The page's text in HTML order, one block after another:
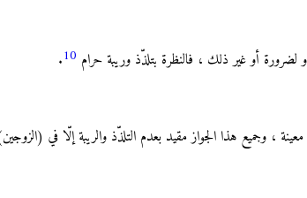
لضرورة أو غير ذلك ، فالنظرة بتلذّذ وريبة حرام 10
.
، وجميع هذا الجواز مقيد بعدم التلذّذ والريبة إلّا في